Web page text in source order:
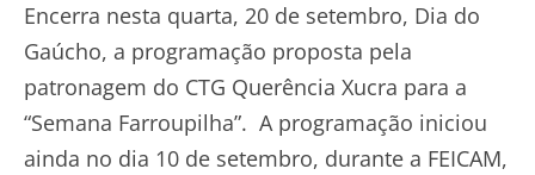
Encerra nesta quarta, 20 de setembro, Dia do
Gaúcho, a programação proposta pela
patronagem do CTG Querência Xucra para a
“Semana Farroupilha”. A programação iniciou
ainda no dia 10 de setembro, durante a FEICAM,